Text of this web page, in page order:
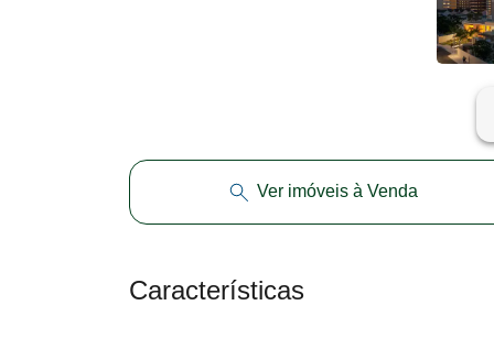
Ver imóveis à Venda
Características